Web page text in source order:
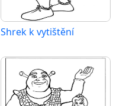
Shrek k vytištění